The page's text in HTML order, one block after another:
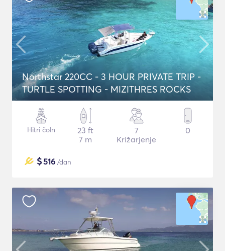
Northstar 220CC - 3 HOUR PRIVATE TRIP -
TURTLE SPOTTING - MIZITHRES ROCKS
Hitri čoln
23 ft
7 m
7
Križarjenje
0
$516 /dan